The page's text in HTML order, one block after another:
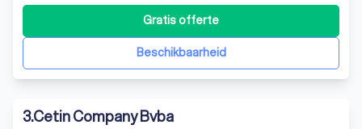
een eerste kennismaking.
Beschikbaarheid
Gratis offerte
3.Cetin Company Bvba